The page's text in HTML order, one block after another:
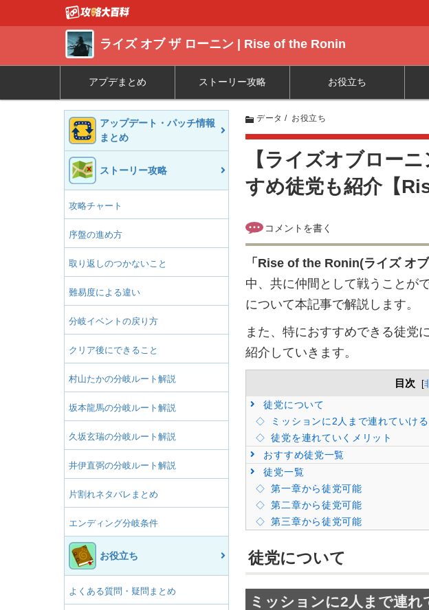
ライズ オブ ザ ローニン | Rise of the Ronin
アプデまとめ ストーリー攻略 お役立ち
アップデート・パッチ情報
まとめ
ストーリー攻略
攻略チャート
序盤の進め方
取り返しのつかないこと
難易度による違い
分岐イベントの戻り方
クリア後にできること
村山たかの分岐ルート解説
坂本龍馬の分岐ルート解説
久坂玄瑞の分岐ルート解説
井伊直弼の分岐ルート解説
片割れネタバレまとめ
エンディング分岐条件
お役立ち
よくある質問・疑問まとめ
データ お役立ち
【ライズオブロー
すめ徒党も紹介【
「 Rise of the Ronin(ライズ オ
中、共に仲間として戦うことが
について本記事で解説します。
また、特におすすめできる徒党
紹介していきます。
目次 [
徒党について
ミッションに2人まで連れていける
徒党を連れていくメリット
おすすめ徒党一覧
徒党一覧
第一章から徒党可能
第二章から徒党可能
第三章から徒党可能
徒党について
ミッションに2人まで連れ